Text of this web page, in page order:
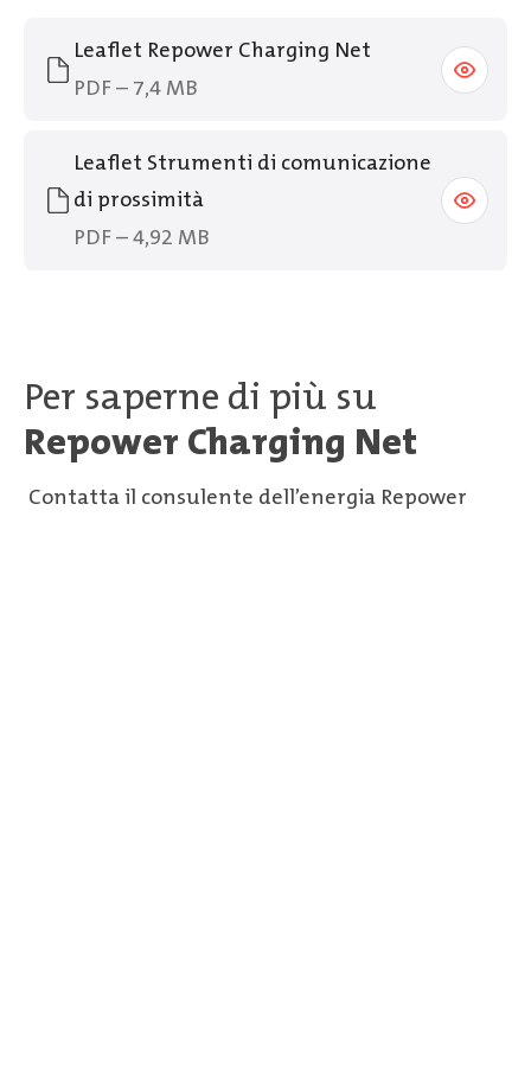
Leaflet Repower Charging Net
PDF – 7,4 MB
Leaflet Strumenti di comunicazione
di prossimità
PDF – 4,92 MB
Per saperne di più su
Repower Charging Net
Contatta il consulente dell’energia Repower